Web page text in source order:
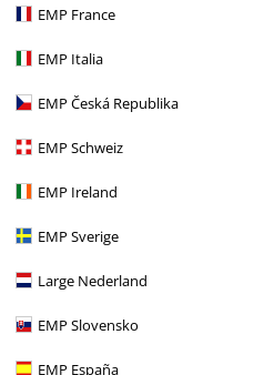
EMP France
EMP Italia
EMP Česká Republika
EMP Schweiz
EMP Ireland
EMP Sverige
Large Nederland
EMP Slovensko
EMP España
Camisetas